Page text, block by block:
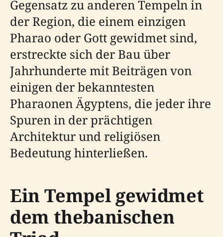
Gegensatz zu anderen Tempeln in
der Region, die einem einzigen
Pharao oder Gott gewidmet sind,
erstreckte sich der Bau über
Jahrhunderte mit Beiträgen von
einigen der bekanntesten
Pharaonen Ägyptens, die jeder ihre
Spuren in der prächtigen
Architektur und religiösen
Bedeutung hinterließen.
Ein Tempel gewidmet
dem thebanischen